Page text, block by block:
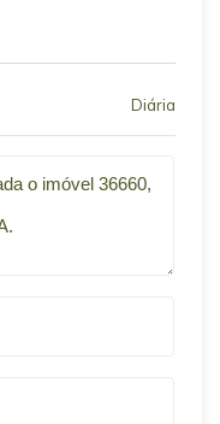
Diária